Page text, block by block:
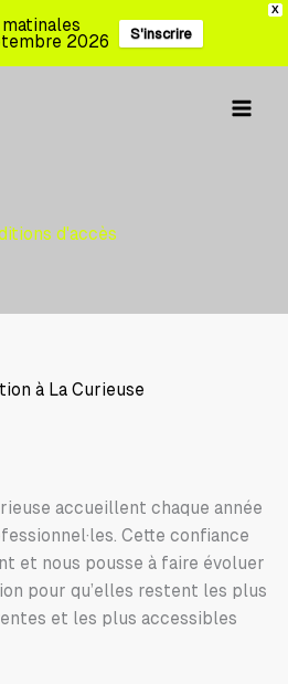
X
2026
S'inscrire
d'accès
à La Curieuse
accueillent chaque année
Cette confiance
et nous pousse à faire évoluer
pour qu’elles restent les plus
et les plus accessibles